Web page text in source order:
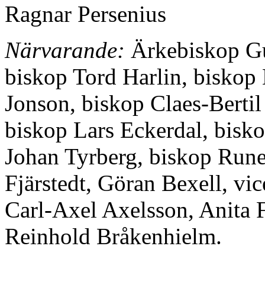
Ragnar Persenius
Närvarande: Ärkebiskop
biskop Tord Harlin,
Jonson, biskop Claes-
biskop Lars Eckerdal,
Johan Tyrberg, biskop
Fjärstedt, Göran Bexell,
Carl-Axel Axelsson, Anita
Reinhold Bråkenhielm.